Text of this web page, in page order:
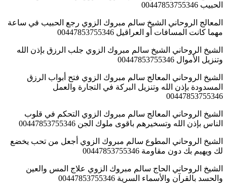
الحبيب 00447853755346
المعالج الروحاني الشيخ سالم مبروك الزوي رجع الحبيب في ساعة
مهما كانت المسافات أو العراقيل 00447853755346
الشيخ الروحاني الشيخ سالم مبروك الزوي جلب الرزق بإذن الله
وتنزيل الأموال 00447853755346
الشيخ الروحاني المعالج سالم مبروك الزوي فتح أبواب الرزق
المسدودة بإذن الله وتنزيل البركة في التجارة والعمل
00447853755346
الشيخ الروحاني المعالج سالم مبروك الزوي التحكم في قلوب
الناس بإذن الله وتسخيرهم باقوى ملوك الجن 00447853755346
الشيخ الروحاني المطوع سالم مبروك الزوي أجعل من تحب يخضع
لك ويهيم بك دون مقاومة 00447853755346
الشيخ الروحاني الحاج سالم مبروك الزوي علاج المس والعين
والحسد بالقرآن والأسماء السرية 00447853755346